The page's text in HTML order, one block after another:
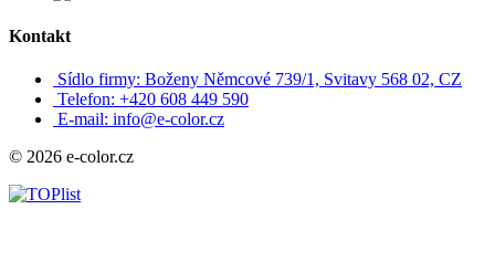
Kontakt
Sídlo firmy: Boženy Němcové 739/1, Svitavy 568 02, CZ
Telefon: +420 608 449 590
E-mail: info@e-color.cz
© 2026 e-color.cz